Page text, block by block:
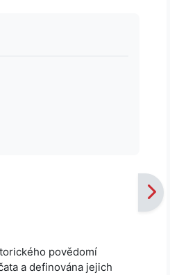
povědomí
a definována jejich